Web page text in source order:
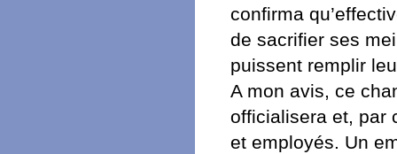
confirma
de sacrifier ses
puissent remplir
A mon avis, ce
officialisera et, par
et employés. Un